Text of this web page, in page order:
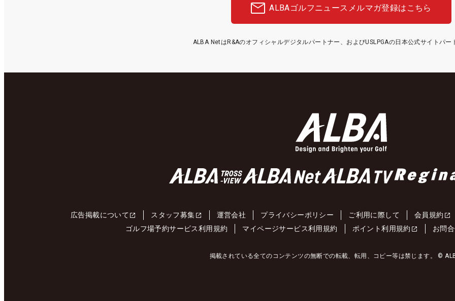
ALBAゴルフニュース メルマガ登録はこちら
ALBA NetはR&Aのオフィシャルデジタルパートナー、およびUSLPGAの日本公式サイトパー
広告掲載について スタッフ募集 運営会社 プライバシーポリシー ご利用に際して 会員規約
ゴルフ場予約サービス利用規約
マイページサービス利用規約 ポイント利用規約 お問
掲載されている全てのコンテンツの無断での転載、転用、コピー等は禁じます。 ©